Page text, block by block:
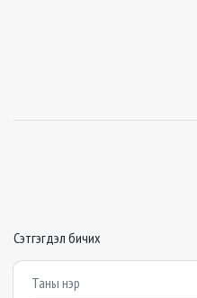
Сэтгэгдэл бичих